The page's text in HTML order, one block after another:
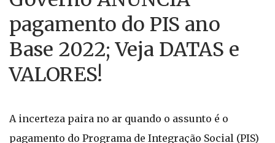
pagamento do PIS ano
Base 2022; Veja DATAS e
VALORES!
A incerteza paira no ar quando o assunto é o
pagamento do Programa de Integração Social (PIS)